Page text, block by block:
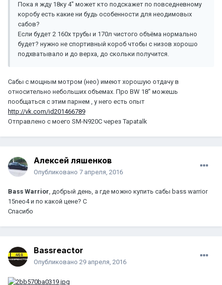
Пока я жду 18ку 4" может кто подскажет по повседневному
коробу есть какие ни будь особенности для неодимовых
сабов?
Если будет 2 160х трубы и 170л чистого объёма нормально
будет? нужно не спортивный короб чтобы с низов хорошо
подхватывало и до верха, до скольки получится.
Сабы с мощным мотром (нео) имеют хорошую отдачу в
относительно небольших объемах. Про BW 18" можешь
пообщаться с этим парнем , у него есть опыт
http://vk.com/id201466789
Отправлено с моего SM-N920C через Tapatalk
Алексей ляшенков
Опубликовано 7 апреля, 2016
Bass Warrior, добрый день, а где можно купить сабы bass warrior
15neo4 и по какой цене? С
Спасибо
Bassreactor
Опубликовано 29 апреля, 2016